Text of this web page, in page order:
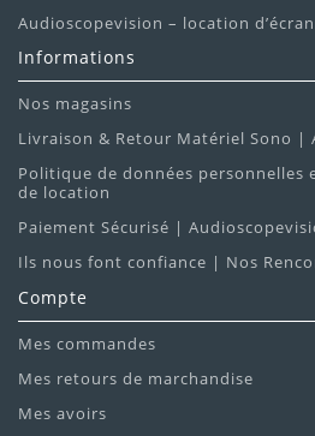
Audioscopevision – location
Informations
Nos magasins
Livraison & Retour Matériel Sono |
Politique de données personnelles
de location
Paiement Sécurisé |
Ils nous font confiance | Nos
Compte
Mes commandes
Mes retours de marchandise
Mes avoirs